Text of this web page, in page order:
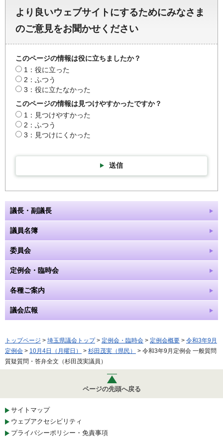
より良いウェブサイトにするためにみなさま
のご意見をお聞かせください
このページの情報は役に立ちましたか？
1：役に立った
2：ふつう
3：役に立たなかった
このページの情報は見つけやすかったですか？
1：見つけやすかった
2：ふつう
3：見つけにくかった
送信
議長・副議長
議員名簿
委員会
定例会・臨時会
各種ご案内
議会広報
トップページ > 埼玉県議会トップ> 定例会・臨時会 > 定例会概要 > 令和3年9月
定例会 > 10月4日（月曜日） > 杉田茂実（県民）
> 令和3年9月定例会 一般質問
質疑質問・答弁全文（杉田茂実議員）
ページの先頭へ戻る
サイトマップ
ウェブアクセシビリティ
プライバシーポリシー・免責事項